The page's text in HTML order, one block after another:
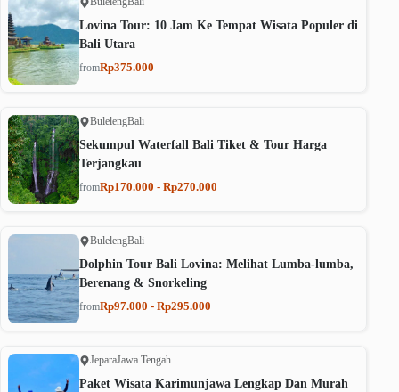
Lovina Tour: 10 Jam Ke Tempat Wisata Populer di
Bali Utara
fromRp375.000
BulelengBali
Sekumpul Waterfall Bali Tiket & Tour Harga
Terjangkau
fromRp170.000 - Rp270.000
BulelengBali
Dolphin Tour Bali Lovina: Melihat Lumba-lumba,
Berenang & Snorkeling
fromRp97.000 - Rp295.000
JeparaJawa Tengah
Paket Wisata Karimunjawa Lengkap Dan Murah